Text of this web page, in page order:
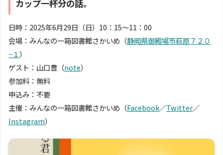
カップ一杯分の話。
日時：2025年6月29日（日）10：15〜11：00
会場：みんなの一箱図書館さかいめ（静岡県御殿場市萩原７２０
−１）
ゲスト：山口豊（note）
参加料：無料
申込み：不要
主催：みんなの一箱図書館さかいめ（Facebook／Twitter／
Instagram）